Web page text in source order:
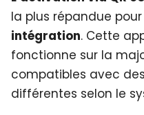
la plus répandue pour
intégration. Cette
fonctionne sur la
compatibles avec
différentes selon le